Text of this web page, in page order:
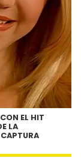
EL HIT
LA